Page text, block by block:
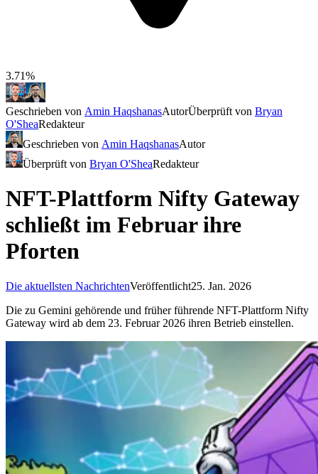
3.71%
Geschrieben von Amin HaqshanasAutorÜberprüft von Bryan
O'SheaRedakteur
Geschrieben von Amin HaqshanasAutor
Überprüft von Bryan O'SheaRedakteur
NFT-Plattform Nifty Gateway
schließt im Februar ihre
Pforten
Die aktuellsten NachrichtenVeröffentlicht25. Jan. 2026
Die zu Gemini gehörende und früher führende NFT-Plattform Nifty
Gateway wird ab dem 23. Februar 2026 ihren Betrieb einstellen.